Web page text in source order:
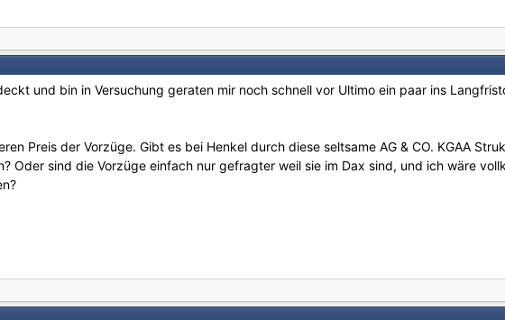
und bin in Versuchung geraten mir noch schnell vor Ultimo ein paar ins
Preis der Vorzüge. Gibt es bei Henkel durch diese seltsame AG & CO. KGAA
Oder sind die Vorzüge einfach nur gefragter weil sie im Dax sind, und ich wäre